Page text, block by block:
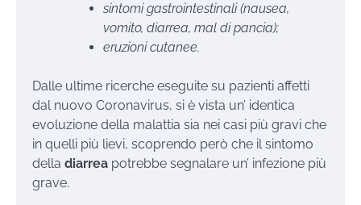
sintomi gastrointestinali (nausea,
vomito, diarrea, mal di pancia);
eruzioni cutanee.
Dalle ultime ricerche eseguite su pazienti affetti
dal nuovo Coronavirus, si è vista un’ identica
evoluzione della malattia sia nei casi più gravi che
in quelli più lievi, scoprendo però che il sintomo
della diarrea potrebbe segnalare un’ infezione più
grave.